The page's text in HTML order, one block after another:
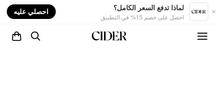
لماذا تدفع السعر الكامل؟
احصل على خصم 15% في التطبيق
احصلي عليه